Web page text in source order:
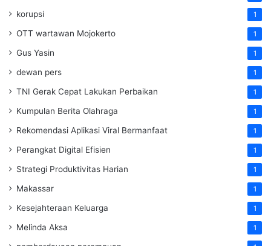
korupsi 1
OTT wartawan Mojokerto 1
Gus Yasin 1
dewan pers 1
TNI Gerak Cepat Lakukan Perbaikan 1
Kumpulan Berita Olahraga 1
Rekomendasi Aplikasi Viral Bermanfaat 1
Perangkat Digital Efisien 1
Strategi Produktivitas Harian 1
Makassar 1
Kesejahteraan Keluarga 1
Melinda Aksa 1